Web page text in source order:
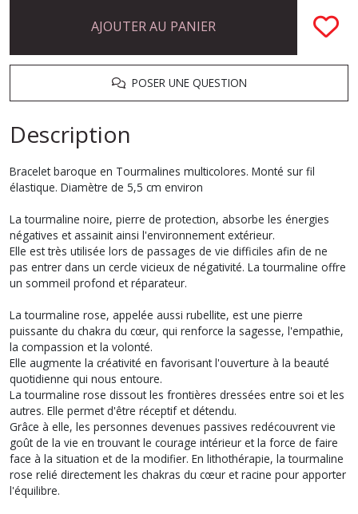
AJOUTER AU PANIER
POSER UNE QUESTION
Description
Bracelet baroque en Tourmalines multicolores. Monté sur fil
élastique. Diamètre de 5,5 cm environ
La tourmaline noire, pierre de protection, absorbe les énergies
négatives et assainit ainsi l'environnement extérieur.
Elle est très utilisée lors de passages de vie difficiles afin de ne
pas entrer dans un cercle vicieux de négativité. La tourmaline offre
un sommeil profond et réparateur.
La tourmaline rose, appelée aussi rubellite, est une pierre
puissante du chakra du cœur, qui renforce la sagesse, l'empathie,
la compassion et la volonté.
Elle augmente la créativité en favorisant l'ouverture à la beauté
quotidienne qui nous entoure.
La tourmaline rose dissout les frontières dressées entre soi et les
autres. Elle permet d'être réceptif et détendu.
Grâce à elle, les personnes devenues passives redécouvrent vie
goût de la vie en trouvant le courage intérieur et la force de faire
face à la situation et de la modifier. En lithothérapie, la tourmaline
rose relié directement les chakras du cœur et racine pour apporter
l'équilibre.